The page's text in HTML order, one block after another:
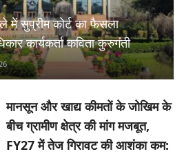
में सुप्रीम कोर्ट का फैसला
कार्यकर्ता कविता कुरुगंती
मानसून और खाद्य कीमतों के जोखिम के
बीच ग्रामीण क्षेत्र की मांग मजबूत,
FY27 में तेज गिरावट की आशंका कम: